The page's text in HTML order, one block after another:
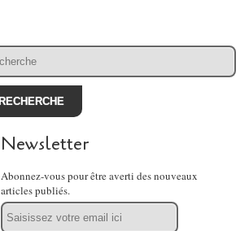
Newsletter
Abonnez-vous pour être averti des nouveaux
articles publiés.
Email